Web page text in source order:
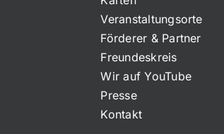
Veranstaltungsorte
Förderer & Partner
Freundeskreis
Wir auf YouTube
Presse
Kontakt